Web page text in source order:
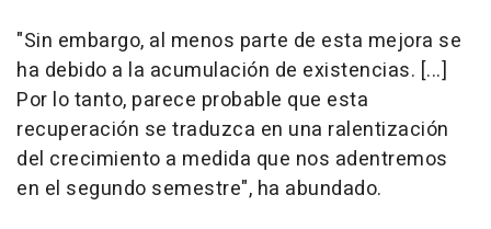
"Sin embargo, al menos parte de esta mejora se
ha debido a la acumulación de existencias. [...]
Por lo tanto, parece probable que esta
recuperación se traduzca en una ralentización
del crecimiento a medida que nos adentremos
en el segundo semestre", ha abundado.